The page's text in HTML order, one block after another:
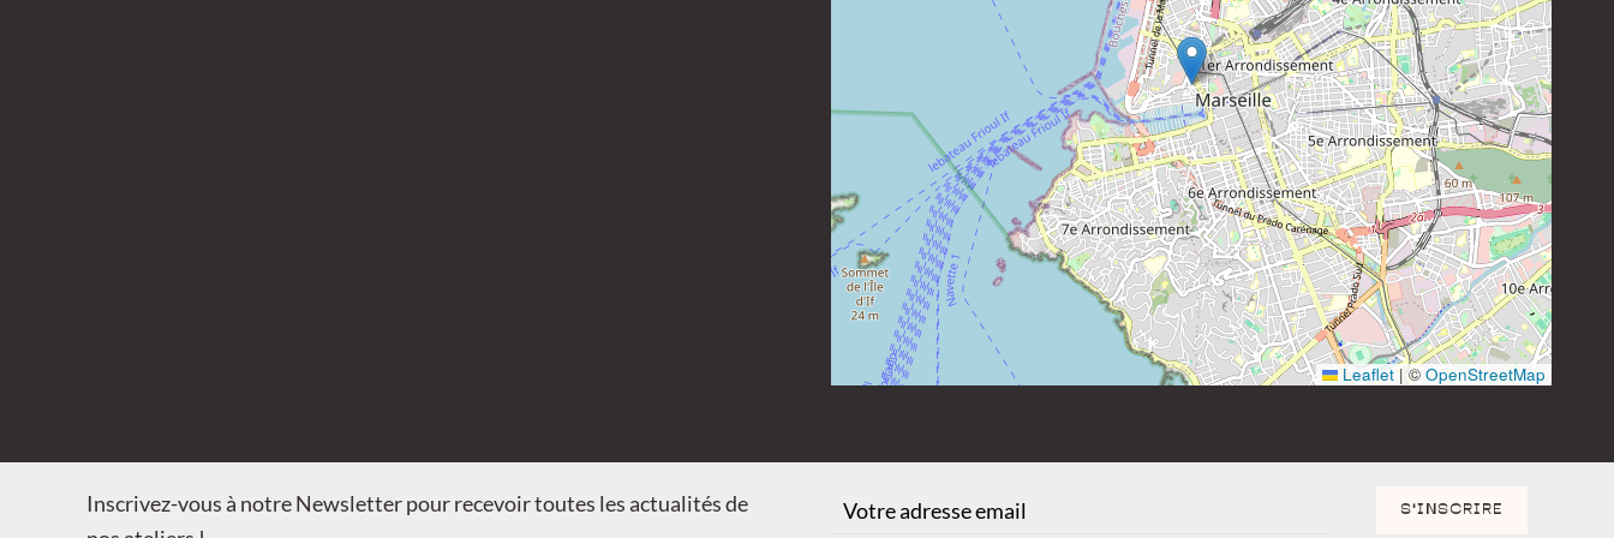
Inscrivez-vous à notre Newsletter pour recevoir toutes les actualités de
S'INSCRIRE
Leaflet |© OpenStreetMap